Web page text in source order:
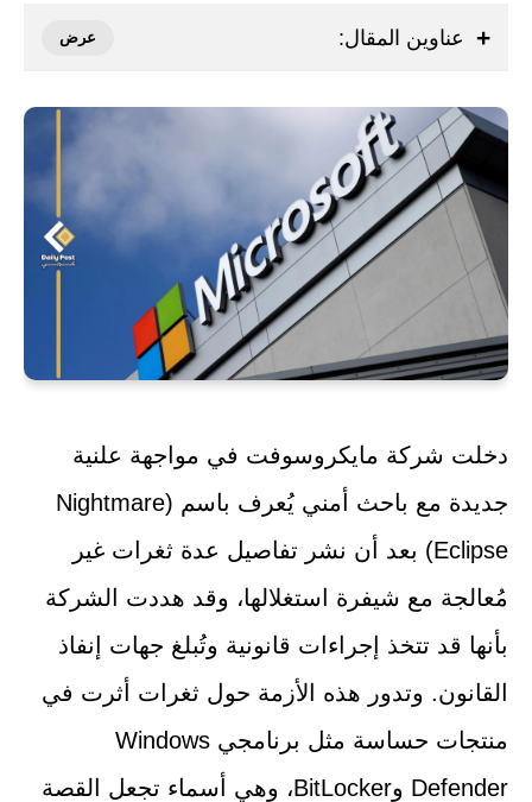
عناوين المقال:
دخلت شركة مايكروسوفت في مواجهة علنية
جديدة مع باحث أمني يُعرف باسم (Nightmare
Eclipse) بعد أن نشر تفاصيل عدة ثغرات غير
مُعالجة مع شيفرة استغلالها، وقد هددت الشركة
بأنها قد تتخذ إجراءات قانونية وتُبلغ جهات إنفاذ
القانون. وتدور هذه الأزمة حول ثغرات أثرت في
منتجات حساسة مثل برنامجي Windows
Defender وBitLocker، وهي أسماء تجعل القصة